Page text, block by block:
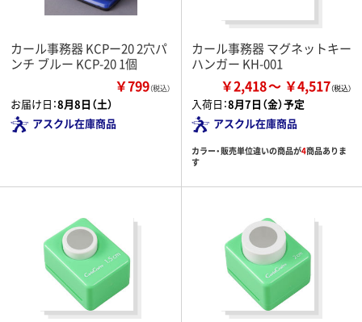
カール事務器 KCPー20 2穴パ
ンチ ブルー KCP-20 1個
￥799（税込）
お届け日：8月8日（土）
アスクル在庫商品
カール事務器 マグネットキー
ハンガー KH-001
￥2,418 ￥4,517
入荷日：8月7日（金）予定
アスクル在庫商品
カラー・販売単位違いの商品が4商品ありま
す